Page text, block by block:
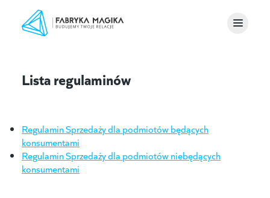
Lista regulaminów
Regulamin Sprzedaży dla podmiotów będących
konsumentami
Regulamin Sprzedaży dla podmiotów niebędących
konsumentami